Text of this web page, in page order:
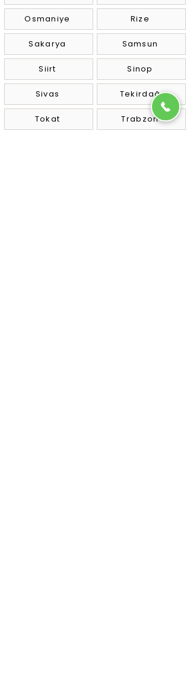
Osmaniye
Sakarya
Siirt
Sivas
Tokat
Rize
Samsun
Sinop
Tekirdağ
Trabzon